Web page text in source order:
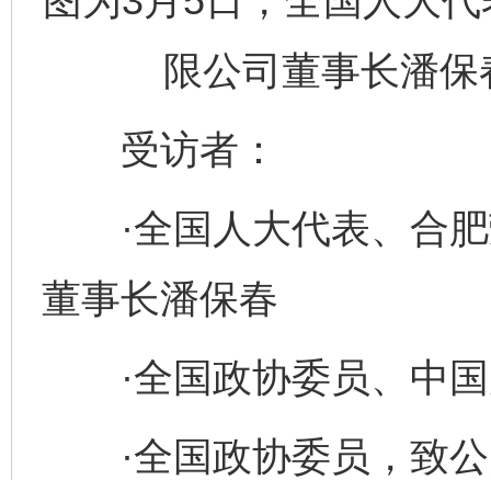
限公司董事长潘
受访者：
·全国人大代表、合肥
董事长潘保春
·全国政协委员、中国
·全国政协委员，致公